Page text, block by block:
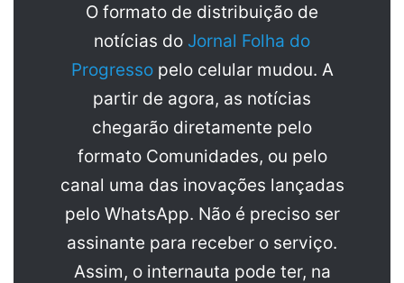
O formato de distribuição de
notícias do Jornal Folha do
Progresso pelo celular mudou. A
partir de agora, as notícias
chegarão diretamente pelo
formato Comunidades, ou pelo
canal uma das inovações lançadas
pelo WhatsApp. Não é preciso ser
assinante para receber o serviço.
Assim, o internauta pode ter, na